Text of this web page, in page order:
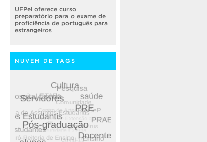
UFPel oferece curso
preparatório para o exame de
proficiência de português para
estrangeiros
NUVEM DE TAGS